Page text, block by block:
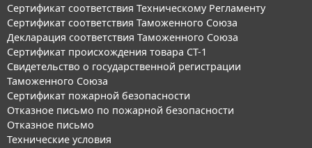
Сертификат соответствия Техническому Регламенту
Сертификат соответствия Таможенного Союза
Декларация соответствия Таможенного Союза
Сертификат происхождения товара СТ-1
Свидетельство о государственной регистрации
Таможенного Союза
Сертификат пожарной безопасности
Отказное письмо по пожарной безопасности
Отказное письмо
Технические условия